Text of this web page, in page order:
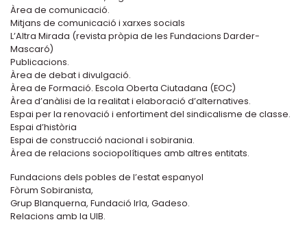
Àrea de comunicació.
Mitjans de comunicació i xarxes socials
L’Altra Mirada (revista pròpia de les Fundacions Darder-
Mascaró)
Publicacions.
Àrea de debat i divulgació.
Àrea de Formació. Escola Oberta Ciutadana (EOC)
Àrea d’anàlisi de la realitat i elaboració d’alternatives.
Espai per la renovació i enfortiment del sindicalisme de classe.
Espai d’història
Espai de construcció nacional i sobirania.
Àrea de relacions sociopolítiques amb altres entitats.
Fundacions dels pobles de l’estat espanyol
Fòrum Sobiranista,
Grup Blanquerna, Fundació Irla, Gadeso.
Relacions amb la UIB.